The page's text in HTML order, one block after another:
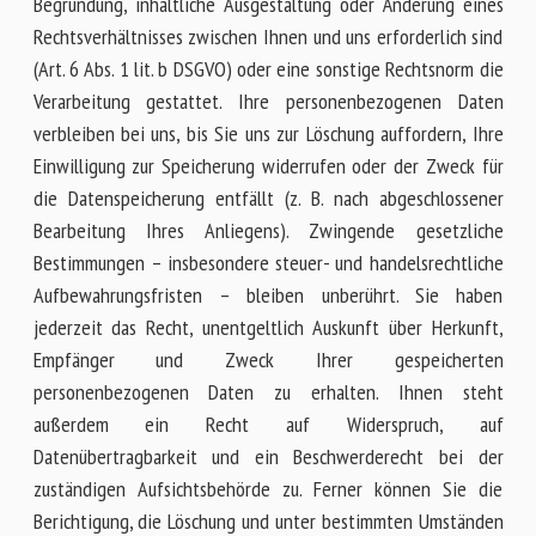
Rechtsverhältnisses zwischen Ihnen und uns erforderlich sind
(Art. 6 Abs. 1 lit. b DSGVO) oder eine sonstige Rechtsnorm die
Verarbeitung gestattet. Ihre personenbezogenen Daten
verbleiben bei uns, bis Sie uns zur Löschung auffordern, Ihre
Einwilligung zur Speicherung widerrufen oder der Zweck für
die Datenspeicherung entfällt (z. B. nach abgeschlossener
Bearbeitung Ihres Anliegens). Zwingende gesetzliche
Bestimmungen – insbesondere steuer- und handelsrechtliche
Aufbewahrungsfristen – bleiben unberührt. Sie haben
jederzeit das Recht, unentgeltlich Auskunft über Herkunft,
Empfänger und Zweck Ihrer gespeicherten
personenbezogenen Daten zu erhalten. Ihnen steht
außerdem ein Recht auf Widerspruch, auf
Datenübertragbarkeit und ein Beschwerderecht bei der
zuständigen Aufsichtsbehörde zu. Ferner können Sie die
Berichtigung, die Löschung und unter bestimmten Umständen